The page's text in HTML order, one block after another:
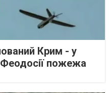
Крим - у
Феодосії пожежа